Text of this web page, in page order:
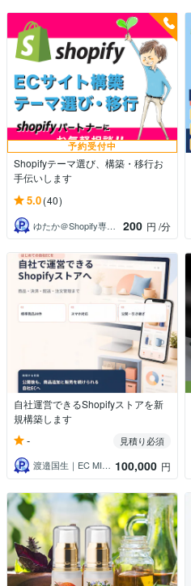
予約受付中
Shopifyテーマ選び、構築・移行お
手伝いします
5.0(40)
ゆたか＠Shopify専門家・EC制作 200 円 /分
自社運営できるShopifyストアを新
規構築します
-
見積り必須
渡邉国生｜EC MIGRATION 100,000 円